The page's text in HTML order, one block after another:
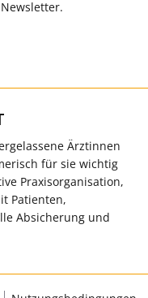
Ärztinnen
für sie wichtig
Praxisorganisation,
Patienten,
Absicherung und